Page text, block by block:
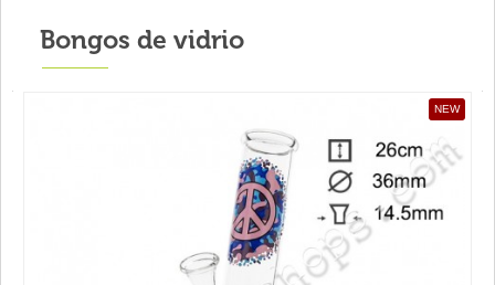
Bongos de vidrio
NEW